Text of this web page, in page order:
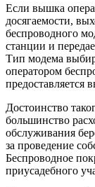
Если вышка
досягаемости,
беспроводного
станции и
Тип модема
оператором
предоставляется
Достоинство
большинство
обслуживания
за проведение
Беспроводное
приусадебного